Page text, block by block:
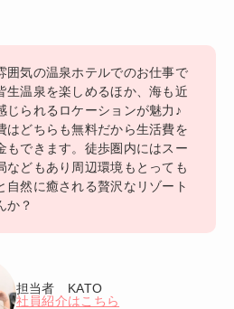
囲気の温泉ホテルでのお仕事で
生温泉を楽しめるほか、海も近
じられるロケーションが魅力♪
はどちらも無料だから生活費を
もできます。徒歩圏内にはスー
などもあり周辺環境もとっても
自然に癒される贅沢なリゾート
か？
担当者 KATO
社員紹介はこちら